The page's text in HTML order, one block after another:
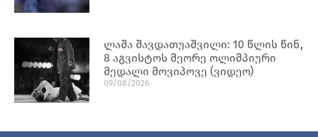
ლაშა შავდათუაშვილი: 10 წლის წინ,
8 აგვისტოს მეორე ოლიმპიური
მედალი მოვიპოვე (ვიდეო)
09/08/2026